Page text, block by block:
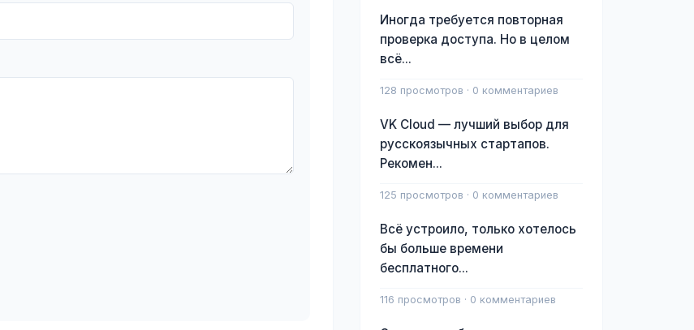
Иногда требуется повторная
проверка доступа. Но в целом
всё...
128 просмотров · 0 комментариев
VK Cloud — лучший выбор для
русскоязычных стартапов.
Рекомен...
125 просмотров · 0 комментариев
Всё устроило, только хотелось
бы больше времени
бесплатного...
116 просмотров · 0 комментариев